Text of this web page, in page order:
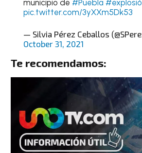
municipio de #Puebla
pic.twitter.com/3yXXm5Dk53
— Silvia Pérez Ceballos
October 31, 2021
Te recomendamos: